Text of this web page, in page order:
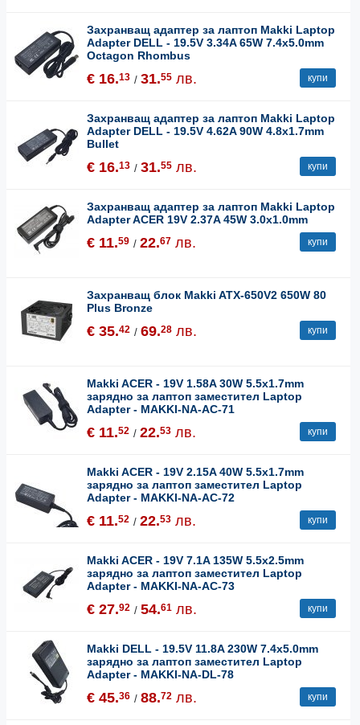
Захранващ адаптер за лаптоп Makki Laptop
Adapter DELL - 19.5V 3.34A 65W 7.4x5.0mm
Octagon Rhombus
€ 16.13 / 31.55 лв. купи
Захранващ адаптер за лаптоп Makki Laptop
Adapter DELL - 19.5V 4.62A 90W 4.8x1.7mm
Bullet
€ 16.13 / 31.55 лв. купи
Захранващ адаптер за лаптоп Makki Laptop
Adapter ACER 19V 2.37A 45W 3.0x1.0mm
€ 11.59 / 22.67 лв. купи
Захранващ блок Makki ATX-650V2 650W 80
Plus Bronze
€ 35.42 / 69.28 лв. купи
Makki ACER - 19V 1.58A 30W 5.5x1.7mm
зарядно за лаптоп заместител Laptop
Adapter - MAKKI-NA-AC-71
€ 11.52 / 22.53 лв. купи
Makki ACER - 19V 2.15A 40W 5.5x1.7mm
зарядно за лаптоп заместител Laptop
Adapter - MAKKI-NA-AC-72
€ 11.52 / 22.53 лв. купи
Makki ACER - 19V 7.1A 135W 5.5x2.5mm
зарядно за лаптоп заместител Laptop
Adapter - MAKKI-NA-AC-73
€ 27.92 / 54.61 лв. купи
Makki DELL - 19.5V 11.8A 230W 7.4x5.0mm
зарядно за лаптоп заместител Laptop
Adapter - MAKKI-NA-DL-78
€ 45.36 / 88.72 лв. купи